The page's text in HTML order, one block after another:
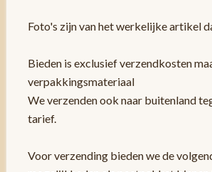
Foto's zijn van het werkelijke artikel
Bieden is exclusief verzendkosten
verpakkingsmateriaal
We verzenden ook naar buitenland
tarief.
Voor verzending bieden we de